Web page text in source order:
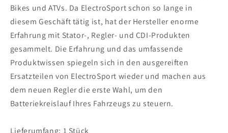
Bikes und ATVs. Da ElectroSport schon so lange in
diesem Geschäft tätig ist, hat der Hersteller enorme
Erfahrung mit Stator-, Regler- und CDI-Produkten
gesammelt. Die Erfahrung und das umfassende
Produktwissen spiegeln sich in den ausgereiften
Ersatzteilen von ElectroSport wieder und machen aus
dem neuen Regler die erste Wahl, um den
Batteriekreislauf Ihres Fahrzeugs zu steuern.
Lieferumfang: 1 Stück